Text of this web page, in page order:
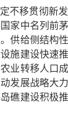
不移贯彻新
家中名列前茅
。供给侧结构
施建设快速
业转移人口成
发展战略大
礁建设积极